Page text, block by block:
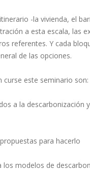
-la vivienda, el
a esta escala, las
referentes. Y cada
de las opciones.
curse este seminario son:
a la descarbonización
para hacerlo
modelos de